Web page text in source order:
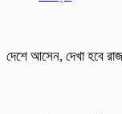
দেশে আসেন, দেখা হবে